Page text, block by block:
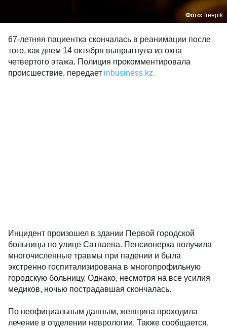
Фото: freepik
67-летняя пациентка скончалась в реанимации после
того, как днем 14 октября выпрыгнула из окна
четвертого этажа. Полиция прокомментировала
происшествие, передает inbusiness.kz.
Инцидент произошел в здании Первой городской
больницы по улице Сатпаева. Пенсионерка получила
многочисленные травмы при падении и была
экстренно госпитализирована в многопрофильную
городскую больницу. Однако, несмотря на все усилия
медиков, ночью пострадавшая скончалась.
По неофициальным данным, женщина проходила
лечение в отделении неврологии. Также сообщается,